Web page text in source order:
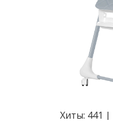
Хиты: 441 |